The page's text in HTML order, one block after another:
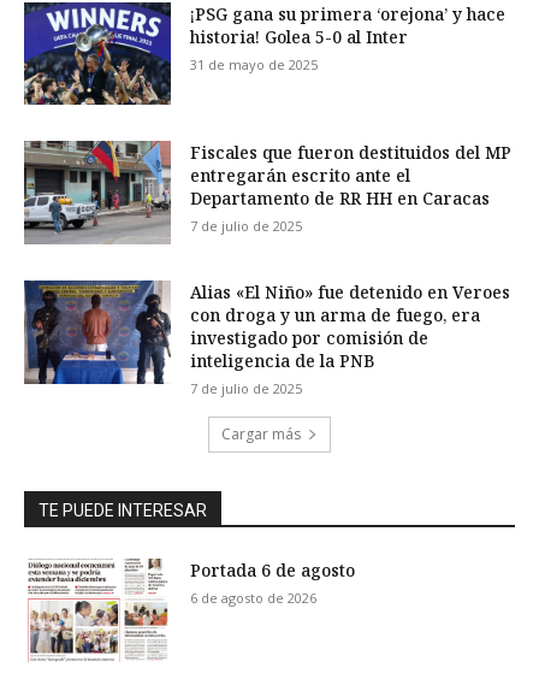
¡PSG gana su primera ‘orejona’ y hace
historia! Golea 5-0 al Inter
31 de mayo de 2025
Fiscales que fueron destituidos del MP
entregarán escrito ante el
Departamento de RR HH en Caracas
7 de julio de 2025
Alias «El Niño» fue detenido en Veroes
con droga y un arma de fuego, era
investigado por comisión de
inteligencia de la PNB
7 de julio de 2025
Cargar más
TE PUEDE INTERESAR
Portada 6 de agosto
6 de agosto de 2026